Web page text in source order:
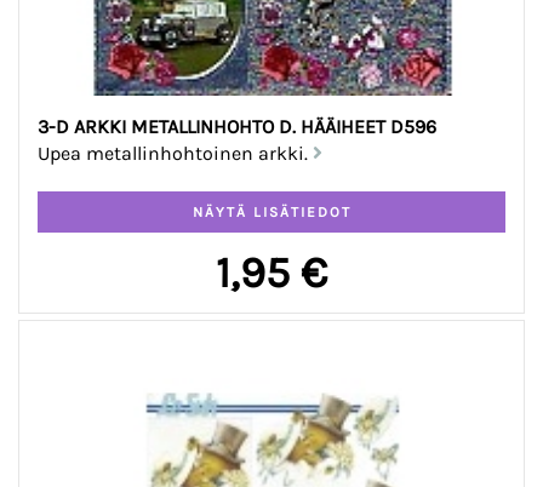
3-D ARKKI METALLINHOHTO D. HÄÄIHEET D596
Upea metallinhohtoinen arkki.
1,95 €